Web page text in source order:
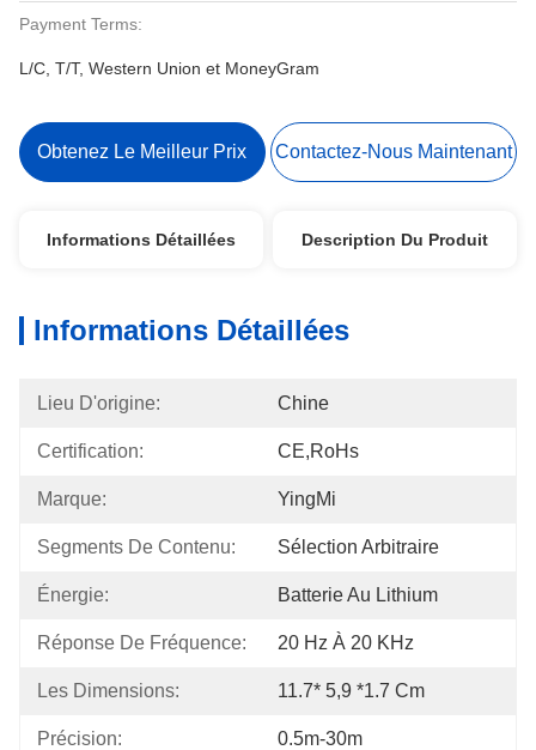
Payment Terms:
L/C, T/T, Western Union et MoneyGram
Obtenez Le Meilleur Prix Contactez-Nous Maintenant
Informations Détaillées Description Du Produit
Informations Détaillées
Lieu D'origine: Chine
Certification: CE,RoHs
Marque: YingMi
Segments De Contenu: Sélection Arbitraire
Énergie: Batterie Au Lithium
Réponse De Fréquence: 20 Hz À 20 KHz
Les Dimensions: 11.7* 5,9 *1.7 Cm
Précision: 0.5m-30m